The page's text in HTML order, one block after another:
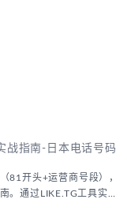
战指南-日本电话号码
81开头+运营商号段），
。通过LIKE.TG工具实现